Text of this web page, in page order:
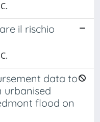
il rischio
data to
urbanised
flood on